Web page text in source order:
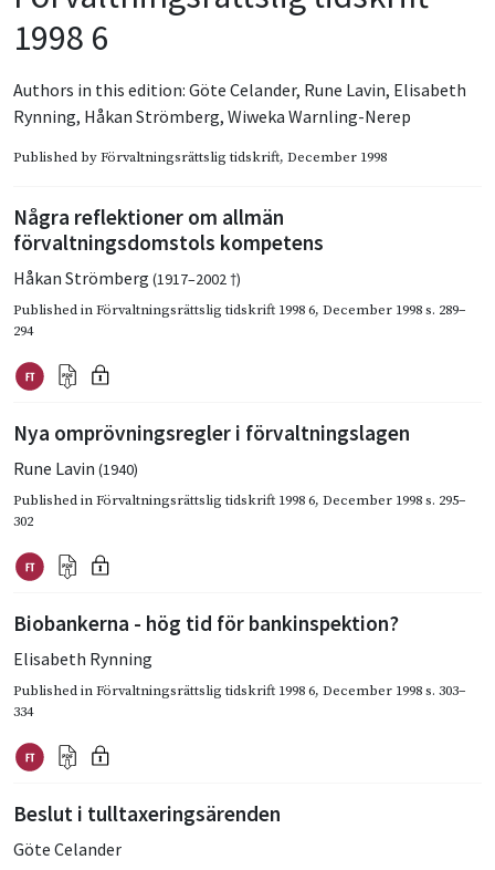
1998 6
Authors in this edition: Göte Celander, Rune Lavin, Elisabeth
Rynning, Håkan Strömberg, Wiweka Warnling-Nerep
Published byFörvaltningsrättslig tidskrift, December 1998
Några reflektioner om allmän
förvaltningsdomstols kompetens
Håkan Strömberg (1917–2002 †)
Published inFörvaltningsrättslig tidskrift 1998 6, December 1998s. 289–
294
Nya omprövningsregler i förvaltningslagen
Rune Lavin (1940)
Published inFörvaltningsrättslig tidskrift 1998 6, December 1998s. 295–
302
Biobankerna - hög tid för bankinspektion?
Elisabeth Rynning
Published inFörvaltningsrättslig tidskrift 1998 6, December 1998s. 303–
334
Beslut i tulltaxeringsärenden
Göte Celander